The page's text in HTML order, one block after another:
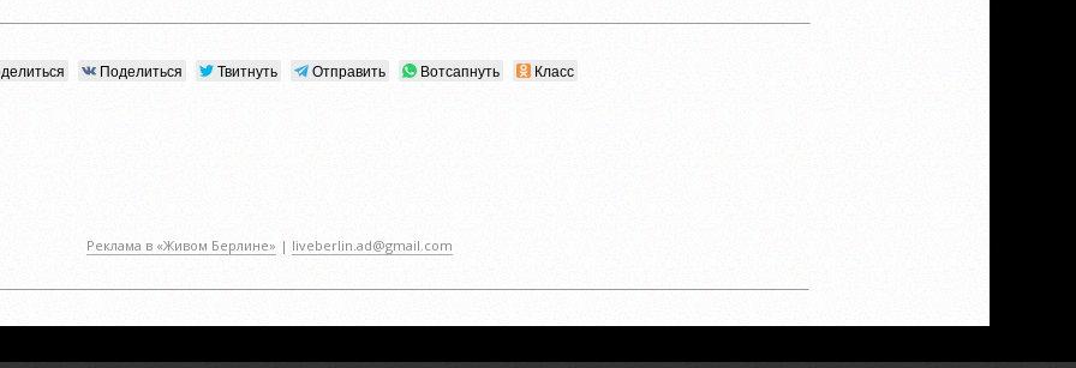
Поделиться Твитнуть Отправить Вотсапнуть Класс
Реклама в «Живом Берлине» | liveberlin.ad@gmail.com